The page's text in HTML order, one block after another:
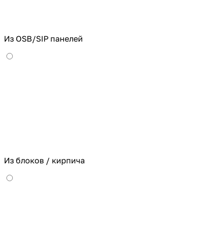
Из OSB/SIP панелей
Из блоков / кирпича